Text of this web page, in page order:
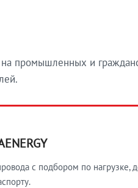
промышленных и
с подбором по нагрузке,